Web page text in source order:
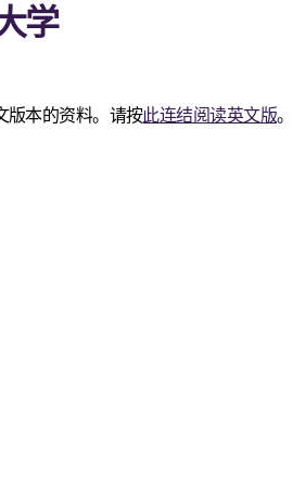
学
版本的资料。请按此连结阅读英文版。